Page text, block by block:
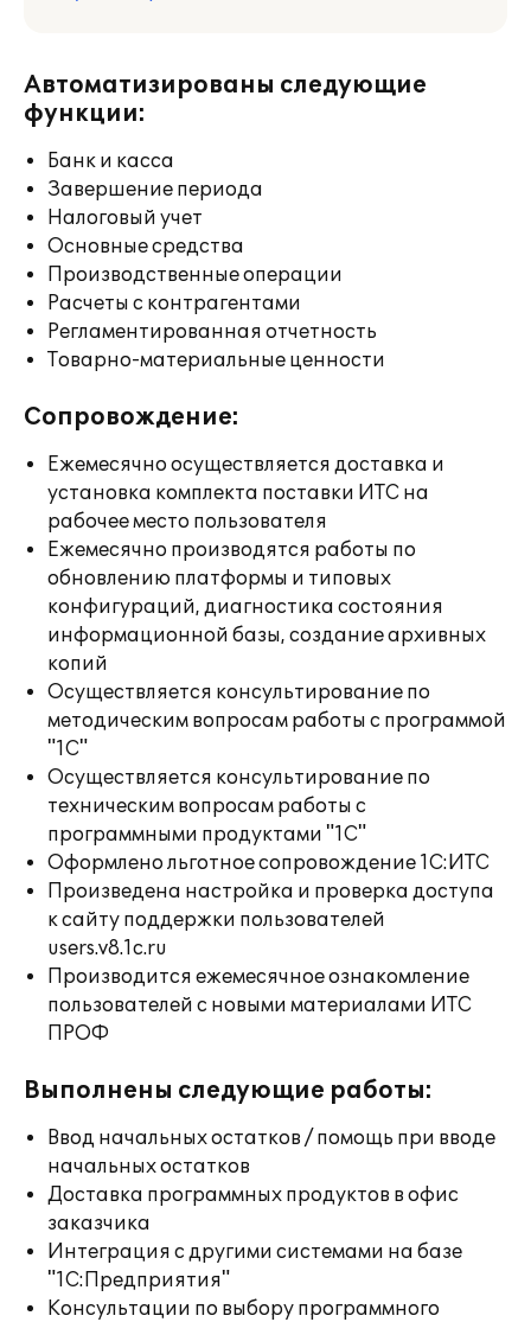
Автоматизированы следующие
функции:
Банк и касса
Завершение периода
Налоговый учет
Основные средства
Производственные операции
Расчеты с контрагентами
Регламентированная отчетность
Товарно-материальные ценности
Сопровождение:
Ежемесячно осуществляется доставка и
установка комплекта поставки ИТС на
рабочее место пользователя
Ежемесячно производятся работы по
обновлению платформы и типовых
конфигураций, диагностика состояния
информационной базы, создание архивных
копий
Осуществляется консультирование по
методическим вопросам работы с программой
"1С"
Осуществляется консультирование по
техническим вопросам работы с
программными продуктами "1С"
Оформлено льготное сопровождение 1С:ИТС
Произведена настройка и проверка доступа
к сайту поддержки пользователей
users.v8.1c.ru
Производится ежемесячное ознакомление
пользователей с новыми материалами ИТС
ПРОФ
Выполнены следующие работы:
Ввод начальных остатков / помощь при вводе
начальных остатков
Доставка программных продуктов в офис
заказчика
Интеграция с другими системами на базе
"1С:Предприятия"
Консультации по выбору программного